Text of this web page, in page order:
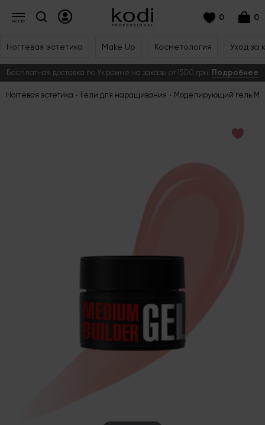
0 0
Ногтевая эстетика Make Up Косметология Уход за
Бесплатная доставка по Украине на заказы от 1500 грн. Подробнее
Ногтевая эстетика Гели для наращивания Моделирующий гель